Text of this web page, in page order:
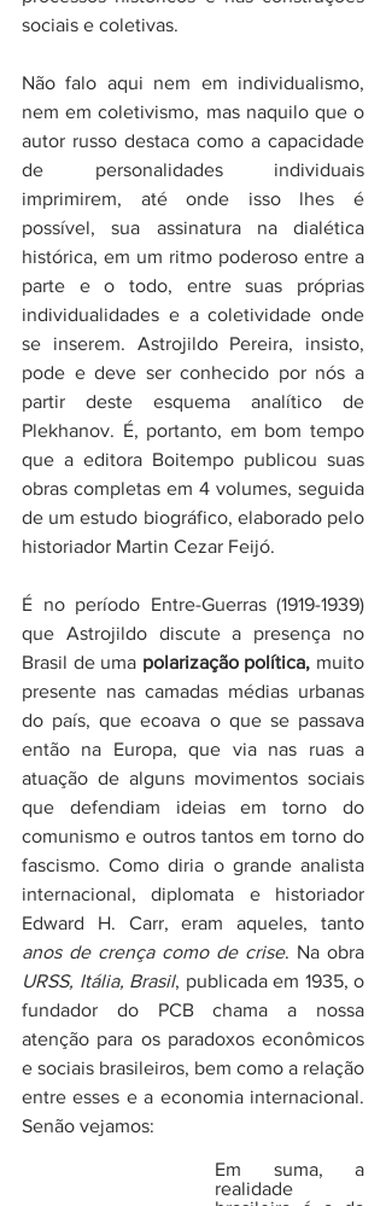
sociais e coletivas.
Não falo aqui nem em individualismo,
nem em coletivismo, mas naquilo que o
autor russo destaca como a capacidade
de personalidades individuais
imprimirem, até onde isso lhes é
possível, sua assinatura na dialética
histórica, em um ritmo poderoso entre a
parte e o todo, entre suas próprias
individualidades e a coletividade onde
se inserem. Astrojildo Pereira, insisto,
pode e deve ser conhecido por nós a
partir deste esquema analítico de
Plekhanov. É, portanto, em bom tempo
que a editora Boitempo publicou suas
obras completas em 4 volumes, seguida
de um estudo biográfico, elaborado pelo
historiador Martin Cezar Feijó.
É no período Entre-Guerras (1919-1939)
que Astrojildo discute a presença no
Brasil de uma polarização política, muito
presente nas camadas médias urbanas
do país, que ecoava o que se passava
então na Europa, que via nas ruas a
atuação de alguns movimentos sociais
que defendiam ideias em torno do
comunismo e outros tantos em torno do
fascismo. Como diria o grande analista
internacional, diplomata e historiador
anos de crença como de crise. Na obra
URSS, Itália, Brasil, publicada em 1935, o
fundador do PCB chama a nossa
atenção para os paradoxos econômicos
e sociais brasileiros, bem como a relação
entre esses e a economia internacional.
Senão vejamos:
Em suma, a
realidade